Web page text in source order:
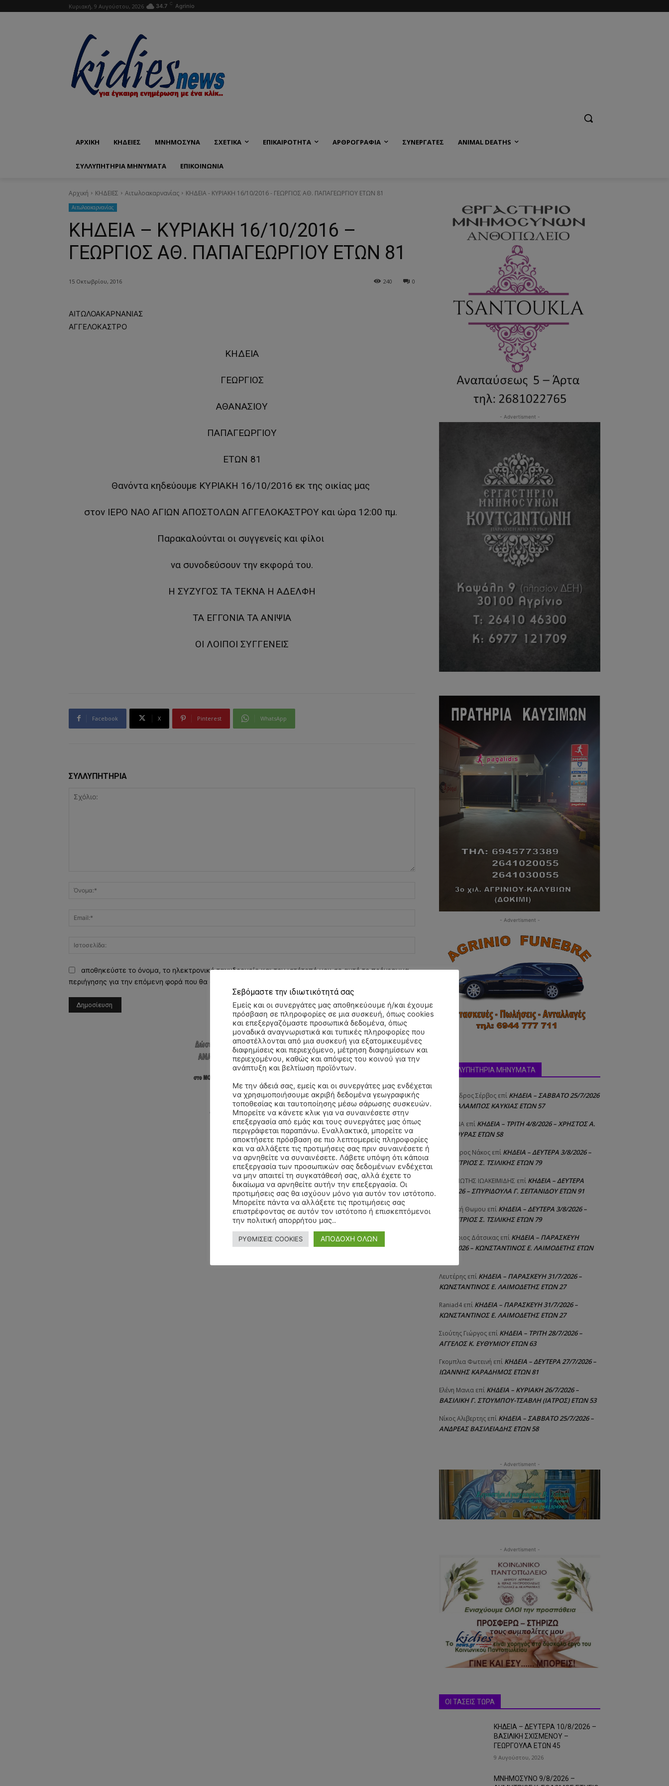
Κυριακή, 9 Αυγούστου, 2026 34.7 C Agrinio
ΑΡΧΙΚΗ ΚΗΔΕΙΕΣ ΜΝΗΜΟΣΥΝΑ ΣΧΕΤΙΚΑ ΕΠΙΚΑΙΡΟΤΗΤΑ ΑΡΘΡΟΓΡΑΦΙΑ ΣΥΝΕΡΓΑΤΕΣ ANIMAL DEATHS
ΣΥΛΛΥΠΗΤΗΡΙΑ ΜΗΝΥΜΑΤΑ ΕΠΙΚΟΙΝΩΝΊΑ
Αρχική ΚΗΔΕΙΕΣ Aιτωλοακαρνανίας ΚΗΔΕΙΑ - ΚΥΡΙΑΚΗ 16/10/2016 - ΓΕΩΡΓΙΟΣ ΑΘ. ΠΑΠΑΓΕΩΡΓΙΟΥ ΕΤΩΝ 81
Aιτωλοακαρνανίας
ΚΗΔΕΙΑ – ΚΥΡΙΑΚΗ 16/10/2016 –
ΓΕΩΡΓΙΟΣ ΑΘ. ΠΑΠΑΓΕΩΡΓΙΟΥ ΕΤΩΝ 81
15 Οκτωβρίου, 2016 0
240
ΑΙΤΩΛΟΑΚΑΡΝΑΝΙΑΣ
ΑΓΓΕΛΟΚΑΣΤΡΟ
ΚΗΔΕΙΑ
ΓΕΩΡΓΙΟΣ
ΑΘΑΝΑΣΙΟΥ
ΠΑΠΑΓΕΩΡΓΙΟΥ
ΕΤΩΝ 81
Θανόντα κηδεύουμε ΚΥΡΙΑΚΗ 16/10/2016 εκ της οικίας μας
στον ΙΕΡΟ ΝΑΟ ΑΓΙΩΝ ΑΠΟΣΤΟΛΩΝ ΑΓΓΕΛΟΚΑΣΤΡΟΥ και ώρα 12:00 πμ.
Παρακαλούνται οι συγγενείς και φίλοι
να συνοδεύσουν την εκφορά του.
Η ΣΥΖΥΓΟΣ ΤΑ ΤΕΚΝΑ Η ΑΔΕΛΦΗ
ΤΑ ΕΓΓΟΝΙΑ ΤΑ ΑΝΙΨΙΑ
ΟΙ ΛΟΙΠΟΙ ΣΥΓΓΕΝΕΙΣ
Facebook X Pinterest WhatsApp
ΣΥΛΛΥΠΗΤΗΡΙΑ
αποθηκεύστε το όνομα, το ηλεκτρονικό ταχυδρομείο και τον ιστότοπό μου σε αυτό το πρόγραμμα
περιήγησης για την επόμενη φορά που θα σχολιάσω.
- Advertisment -
- Advertisment -
ΣΥΛΛΥΠΗΤΗΡΙΑ ΜΗΝΥΜΑΤΑ
Αλέξανδρος Σέρβος επί ΚΗΔΕΙΑ – ΣΑΒΒΑΤΟ 25/7/2026
– ΧΑΡΑΛΑΜΠΟΣ ΚΑΥΚΙΑΣ ΕΤΩΝ 57
ΧΡΙΣΤΙΝΑ επί ΚΗΔΕΙΑ – ΤΡΙΤΗ 4/8/2026 – ΧΡΗΣΤΟΣ Α.
ΠΑΛΙΟΥΡΑΣ ΕΤΩΝ 58
Θεόδωρος Νάκος επί ΚΗΔΕΙΑ – ΔΕΥΤΕΡΑ 3/8/2026 –
ΔΗΜΗΤΡΙΟΣ Σ. ΤΣΙΛΙΚΗΣ ΕΤΩΝ 79
ΠΑΝΑΓΙΩΤΗΣ IΩΑΚΕΙΜΙΔΗΣ επί ΚΗΔΕΙΑ – ΔΕΥΤΕΡΑ
3/8/2026 – ΣΠΥΡΙΔΟΥΛΑ Γ. ΣΕΪΤΑΝΙΔΟΥ ΕΤΩΝ 91
Αγγελική Θωμου επί ΚΗΔΕΙΑ – ΔΕΥΤΕΡΑ 3/8/2026 –
ΔΗΜΗΤΡΙΟΣ Σ. ΤΣΙΛΙΚΗΣ ΕΤΩΝ 79
Δημήτριος Δάτσικας επί ΚΗΔΕΙΑ – ΠΑΡΑΣΚΕΥΗ
31/7/2026 – ΚΩΝΣΤΑΝΤΙΝΟΣ Ε. ΛΑΙΜΟΔΕΤΗΣ ΕΤΩΝ
Λευτέρης επί ΚΗΔΕΙΑ – ΠΑΡΑΣΚΕΥΗ 31/7/2026 –
ΚΩΝΣΤΑΝΤΙΝΟΣ Ε. ΛΑΙΜΟΔΕΤΗΣ ΕΤΩΝ 27
Raniad4 επί ΚΗΔΕΙΑ – ΠΑΡΑΣΚΕΥΗ 31/7/2026 –
ΚΩΝΣΤΑΝΤΙΝΟΣ Ε. ΛΑΙΜΟΔΕΤΗΣ ΕΤΩΝ 27
Σιούτης Γιώργος επί ΚΗΔΕΙΑ – ΤΡΙΤΗ 28/7/2026 –
ΑΓΓΕΛΟΣ Κ. ΕΥΘΥΜΙΟΥ ΕΤΩΝ 63
Γκομπλια Φωτεινή επί ΚΗΔΕΙΑ – ΔΕΥΤΕΡΑ 27/7/2026 –
ΙΩΑΝΝΗΣ ΚΑΡΑΔΗΜΟΣ ΕΤΩΝ 81
Ελένη Μανια επί ΚΗΔΕΙΑ – ΚΥΡΙΑΚΗ 26/7/2026 –
ΒΑΣΙΛΙΚΗ Γ. ΣΤΟΥΜΠΟΥ-ΤΣΑΒΛΗ (ΙΑΤΡΟΣ) ΕΤΩΝ 53
Νίκος Αλιβερτης επί ΚΗΔΕΙΑ – ΣΑΒΒΑΤΟ 25/7/2026 –
ΑΝΔΡΕΑΣ ΒΑΣΙΛΕΙΑΔΗΣ ΕΤΩΝ 58
- Advertisment -
- Advertisment -
ΟΙ ΤΑΣΕΙΣ ΤΩΡΑ
ΚΗΔΕΙΑ – ΔΕΥΤΕΡΑ 10/8/2026 –
ΒΑΣΙΛΙΚΗ ΣΧΙΣΜΕΝΟΥ –
ΓΕΩΡΓΟΥΛΑ ΕΤΩΝ 45
9 Αυγούστου, 2026
ΜΝΗΜΟΣΥΝΟ 9/8/2026 –
Σεβόμαστε την ιδιωτικότητά σας
Εμείς και οι συνεργάτες μας αποθηκεύουμε ή/και έχουμε
πρόσβαση σε πληροφορίες σε μια συσκευή, όπως cookies
και επεξεργαζόμαστε προσωπικά δεδομένα, όπως
μοναδικά αναγνωριστικά και τυπικές πληροφορίες που
αποστέλλονται από μια συσκευή για εξατομικευμένες
διαφημίσεις και περιεχόμενο, μέτρηση διαφημίσεων και
περιεχομένου, καθώς και απόψεις του κοινού για την
ανάπτυξη και βελτίωση προϊόντων.
Με την άδειά σας, εμείς και οι συνεργάτες μας ενδέχεται
να χρησιμοποιήσουμε ακριβή δεδομένα γεωγραφικής
τοποθεσίας και ταυτοποίησης μέσω σάρωσης συσκευών.
Μπορείτε να κάνετε κλικ για να συναινέσετε στην
επεξεργασία από εμάς και τους συνεργάτες μας όπως
περιγράφεται παραπάνω. Εναλλακτικά, μπορείτε να
αποκτήσετε πρόσβαση σε πιο λεπτομερείς πληροφορίες
και να αλλάξετε τις προτιμήσεις σας πριν συναινέσετε ή
να αρνηθείτε να συναινέσετε. Λάβετε υπόψη ότι κάποια
επεξεργασία των προσωπικών σας δεδομένων ενδέχεται
να μην απαιτεί τη συγκατάθεσή σας, αλλά έχετε το
δικαίωμα να αρνηθείτε αυτήν την επεξεργασία. Οι
προτιμήσεις σας θα ισχύουν μόνο για αυτόν τον ιστότοπο.
Μπορείτε πάντα να αλλάξετε τις προτιμήσεις σας
επιστρέφοντας σε αυτόν τον ιστότοπο ή επισκεπτόμενοι
την πολιτική απορρήτου μας..
ΡΥΘΜΙΣΕΙΣ COOKIES ΑΠΟΔΟΧΗ ΟΛΩΝ